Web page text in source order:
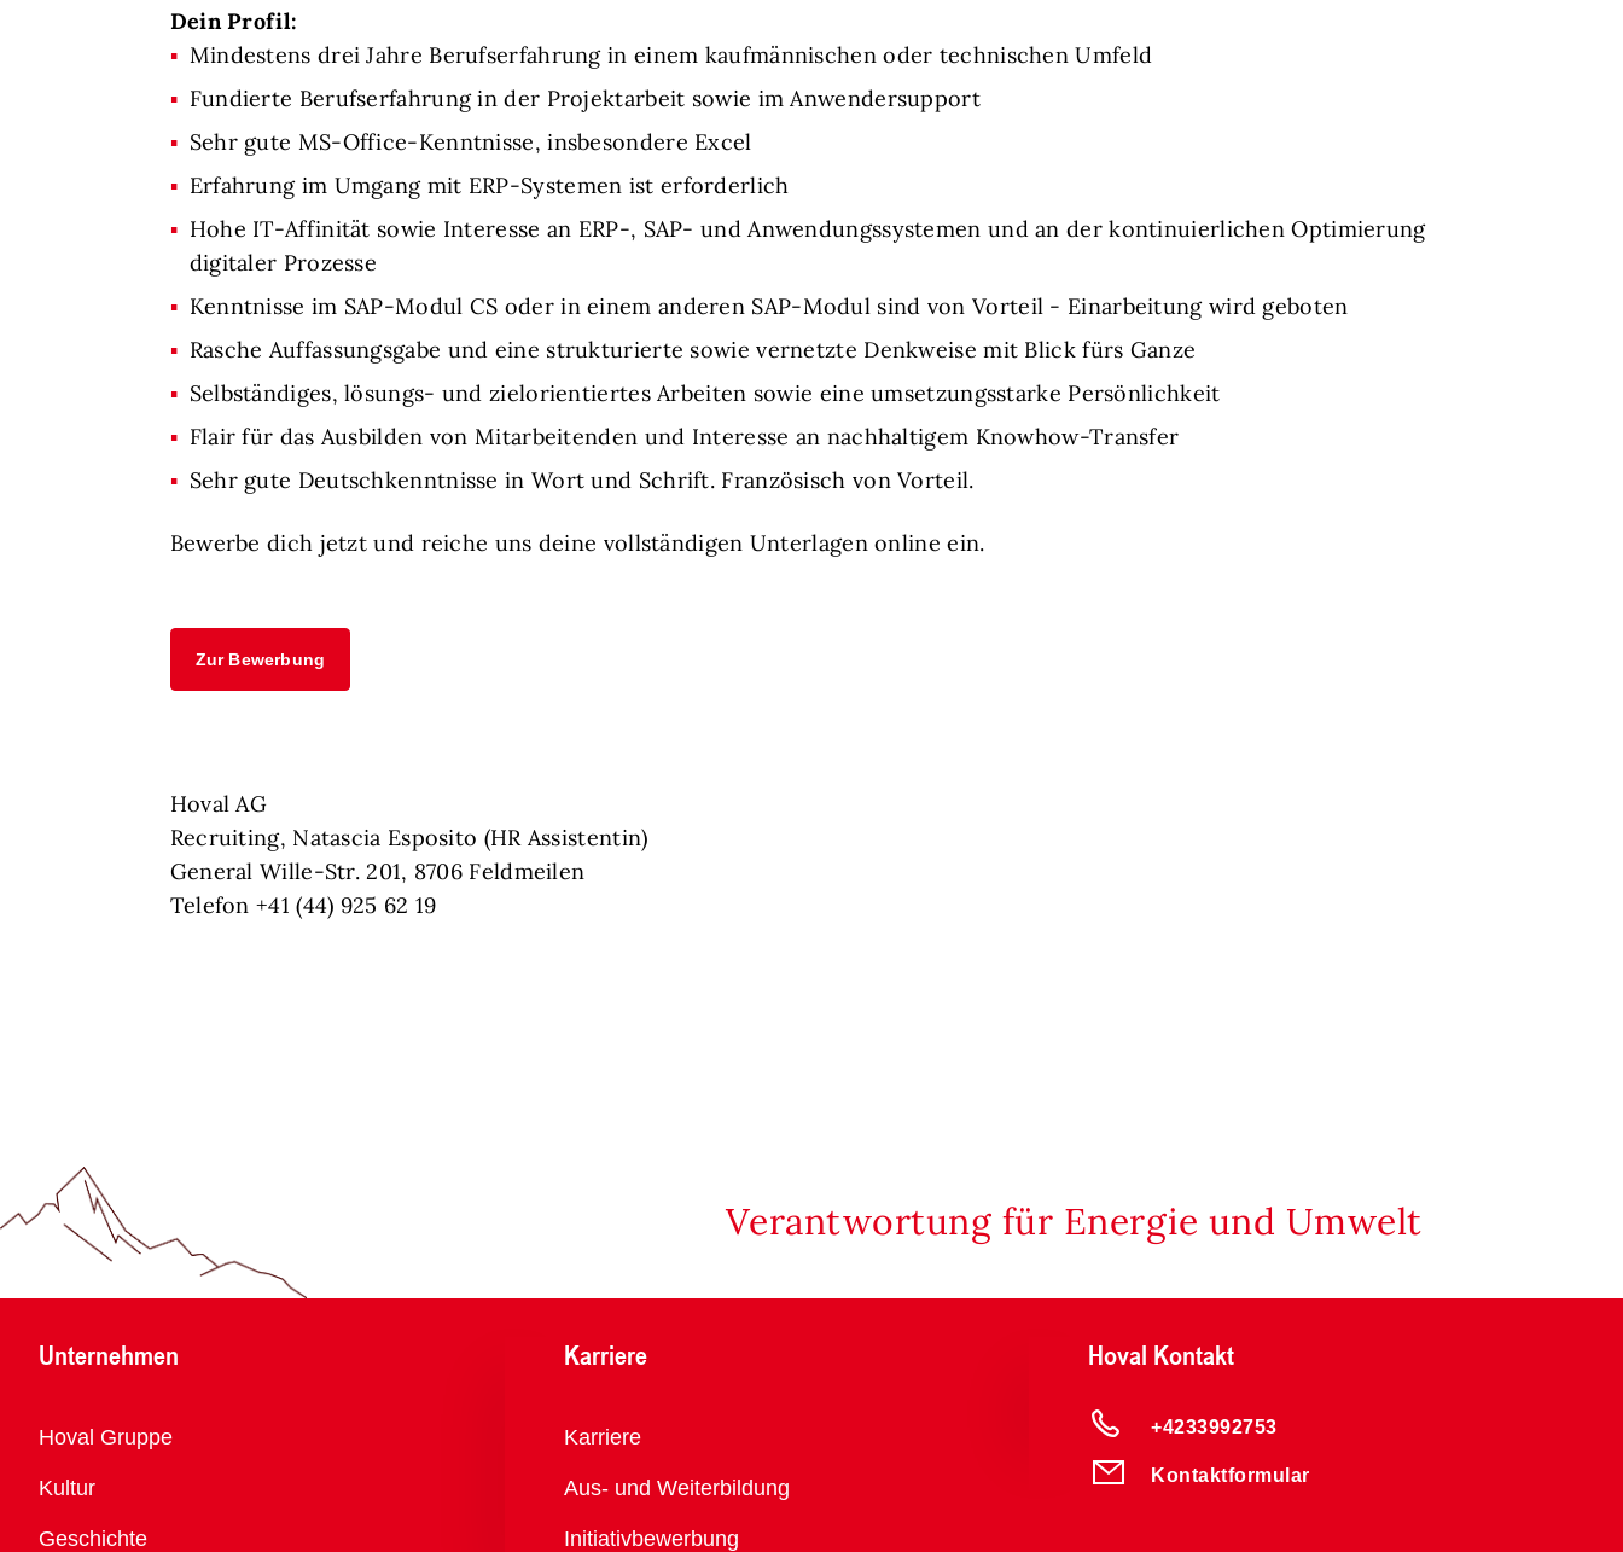
Dein Profil:
Mindestens drei Jahre Berufserfahrung in einem kaufmännischen oder technischen Umfeld
Fundierte Berufserfahrung in der Projektarbeit sowie im Anwendersupport
Sehr gute MS-Office-Kenntnisse, insbesondere Excel
Erfahrung im Umgang mit ERP-Systemen ist erforderlich
Hohe IT-Affinität sowie Interesse an ERP-, SAP- und Anwendungssystemen und an der kontinuierlichen Optimierung
digitaler Prozesse
Kenntnisse im SAP-Modul CS oder in einem anderen SAP-Modul sind von Vorteil - Einarbeitung wird geboten
Rasche Auffassungsgabe und eine strukturierte sowie vernetzte Denkweise mit Blick fürs Ganze
Selbständiges, lösungs- und zielorientiertes Arbeiten sowie eine umsetzungsstarke Persönlichkeit
Flair für das Ausbilden von Mitarbeitenden und Interesse an nachhaltigem Knowhow-Transfer
Sehr gute Deutschkenntnisse in Wort und Schrift. Französisch von Vorteil.
Bewerbe dich jetzt und reiche uns deine vollständigen Unterlagen online ein.
Zur Bewerbung
Hoval AG
Recruiting, Natascia Esposito (HR Assistentin)
General Wille-Str. 201, 8706 Feldmeilen
Telefon +41 (44) 925 62 19
Verantwortung für Energie und Umwelt
Unternehmen
Übersicht
Hoval Gruppe
Kultur
Geschichte
Karriere
Übersicht
Karriere
Aus- und Weiterbildung
Initiativbewerbung
Hoval Kontakt
+4233992753
Kontaktformular